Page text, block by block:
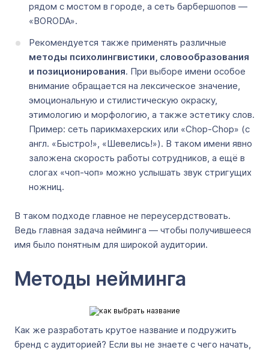
рядом с мостом в городе, а сеть барбершопов —
«BORODA».
Рекомендуется также применять различные
методы психолингвистики, словообразования
и позиционирования. При выборе имени особое
внимание обращается на лексическое значение,
эмоциональную и стилистическую окраску,
этимологию и морфологию, а также эстетику слов.
Пример: сеть парикмахерских или «Chop-Chop» (с
англ. «Быстро!», «Шевелись!»). В таком имени явно
заложена скорость работы сотрудников, а ещё в
слогах «чоп-чоп» можно услышать звук стригущих
ножниц.
В таком подходе главное не переусердствовать.
Ведь главная задача нейминга — чтобы получившееся
имя было понятным для широкой аудитории.
Методы нейминга
Как же разработать крутое название и подружить
бренд с аудиторией? Если вы не знаете с чего начать,